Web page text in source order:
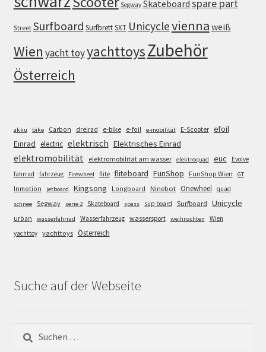
Segway Skateboard spare part
Street Surfboard SurfbrettSXT Unicyclevienna weiß
Wien yacht toyyachttoysZubehör
Österreich
akku bike Carbon dreirad e-bike e-foil e-mobilität E-Scooter efoil
Einrad electric elektrisch Elektrisches Einrad
elektromobilität elektromobilität am wasser elektroquad euc
Evolve
fahrrad
fahrzeug Firewheel flite fliteboard FunShop FunShop Wien GT
Inmotion jetboard Kingsong Longboard Ninebot Onewheel quad
schnee Segway serie 2 Skateboard spass sup board Surfboard Unicycle
urban wasserfahrrad Wasserfahrzeug wassersport weihnachten
Wien
yachttoy yachttoys Österreich
Suche auf der Webseite
Suchen
nach: